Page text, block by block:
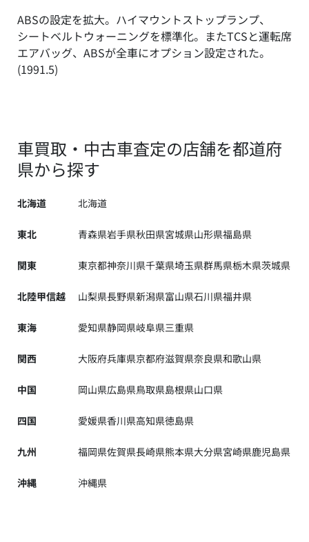
ABSの設定を拡大。ハイマウントストップランプ、
シートベルトウォーニングを標準化。またTCSと運転席
エアバッグ、ABSが全車にオプション設定された。
(1991.5)
車買取・中古車査定の店舗を都道府
県から探す
北海道 北海道
東北 青森県岩手県秋田県宮城県山形県福島県
関東 東京都神奈川県千葉県埼玉県群馬県栃木県茨城県
北陸甲信越 山梨県長野県新潟県富山県石川県福井県
東海 愛知県静岡県岐阜県三重県
関西 大阪府兵庫県京都府滋賀県奈良県和歌山県
中国 岡山県広島県鳥取県島根県山口県
四国 愛媛県香川県高知県徳島県
九州 福岡県佐賀県長崎県熊本県大分県宮崎県鹿児島県
沖縄 沖縄県